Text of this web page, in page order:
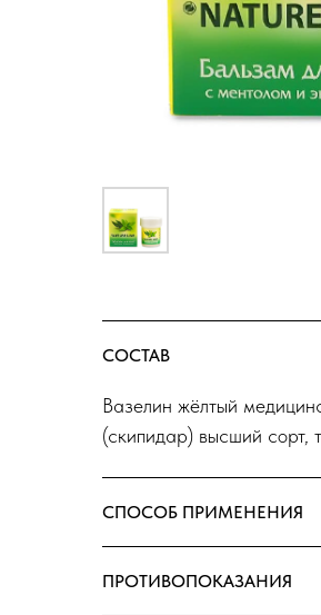
СОСТАВ
Вазелин жёлтый
(скипидар) высший сорт,
СПОСОБ ПРИМЕНЕНИЯ
ПРОТИВОПОКАЗАНИЯ